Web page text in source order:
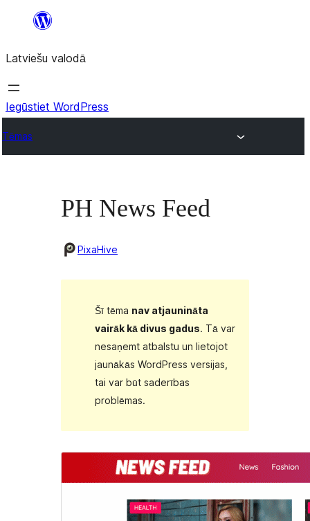
Pāriet
saturu
Latviešu valodā
Iegūstiet WordPress
Tēmas
PH News Feed
PixaHive
Šī tēma nav atjaunināta
vairāk kā divus gadus. Tā var
nesaņemt atbalstu un lietojot
jaunākās WordPress versijas,
tai var būt saderības
problēmas.